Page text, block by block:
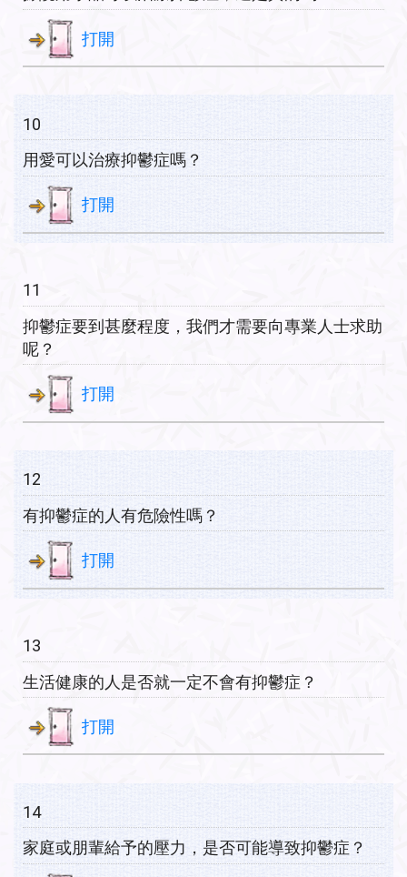
打開
10
用愛可以治療抑鬱症嗎？
打開
11
抑鬱症要到甚麼程度，我們才需要向專業人士求助
呢？
打開
12
有抑鬱症的人有危險性嗎？
打開
13
生活健康的人是否就一定不會有抑鬱症？
打開
14
家庭或朋輩給予的壓力，是否可能導致抑鬱症？